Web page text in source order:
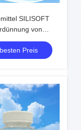
SILISOFT
von
wie Polyester
schwarze Stoffe
Preis